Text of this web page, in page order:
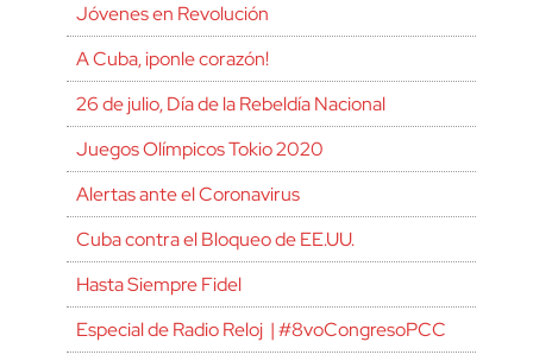
Jóvenes en Revolución
A Cuba, ¡ponle corazón!
26 de julio, Día de la Rebeldía Nacional
Juegos Olímpicos Tokio 2020
Alertas ante el Coronavirus
Cuba contra el Bloqueo de EE.UU.
Hasta Siempre Fidel
Especial de Radio Reloj | #8voCongresoPCC